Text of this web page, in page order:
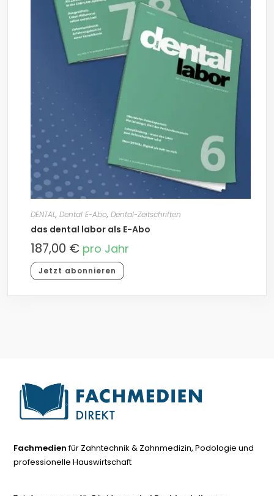
DENTAL, Dental E-Abo, Dental-Zeitschriften
das dental labor als E-Abo
187,00 €pro Jahr
Jetzt abonnieren
Fachmedienfür Zahntechnik & Zahnmedizin, Podologie und
professionelle Hauswirtschaft